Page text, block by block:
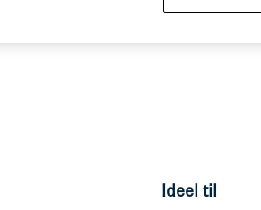
Ideel til